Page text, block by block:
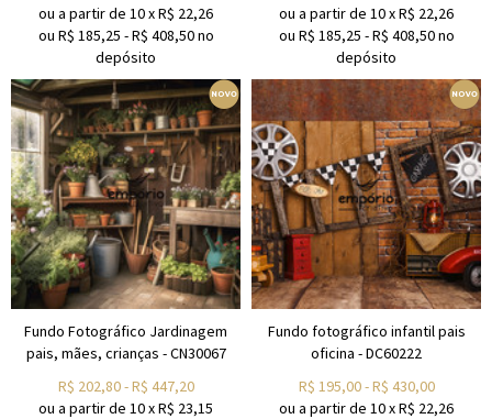
ou a partir de 10xR$ 22,26
ou R$ 185,25 -R$ 408,50no
depósito
ou a partir de 10xR$ 22,26
ou R$ 185,25 -R$ 408,50no
depósito
Fundo Fotográfico Jardinagem
pais, mães, crianças - CN30067
R$ 202,80-R$ 447,20
ou a partir de 10xR$ 23,15
Fundo fotográfico infantil pais
oficina - DC60222
R$ 195,00-R$ 430,00
ou a partir de 10xR$ 22,26